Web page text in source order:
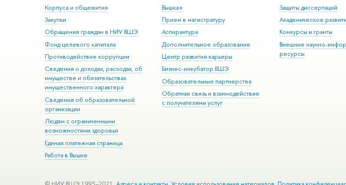
Корпуса и общежития
Закупки
Обращения граждан в НИУ ВШЭ
Фонд целевого капитала
Противодействие коррупции
Сведения о доходах, расходах, об
имуществе и обязательствах
имущественного характера
Сведения об образовательной
организации
Людям с ограниченными
возможностями здоровья
Единая платежная страница
Работа в Вышке
Вышка+
Прием в магистратуру
Аспирантура
Дополнительное образование
Центр развития карьеры
Бизнес-инкубатор ВШЭ
Образовательные партнерства
Обратная связь и взаимодействие
с получателями услуг
Защиты диссертаций
Академическое
Конкурсы и гранты
Внешние научно-
ресурсы